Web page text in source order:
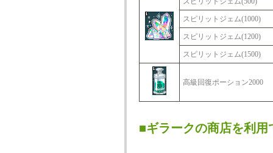
スピリットジェム(1000)
スピリットジェム(1200)
スピリットジェム(1500)
高級回復ポーション2000
■ギラークの商店を利